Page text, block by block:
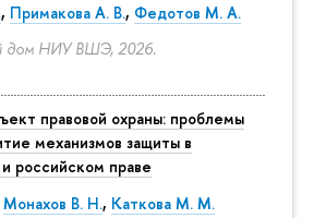
, Примакова А. В., Федотов М. А.
дом НИУ ВШЭ, 2026.
правовой охраны: проблемы
механизмов защиты в
российском праве
Монахов В. Н., Каткова М. М.